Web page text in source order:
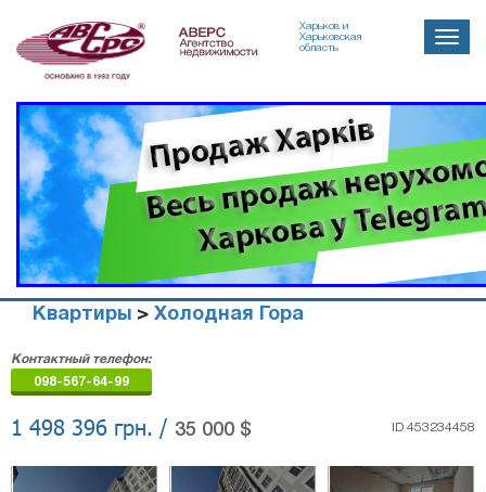
Харьков и
Харьковская
область
Toggle
Квартиры > Холодная Гора
недвижимости
"Аверс"
Контактный телефон:
098-567-64-99
1 498 396 грн. / 35 000 $ ID 453234458